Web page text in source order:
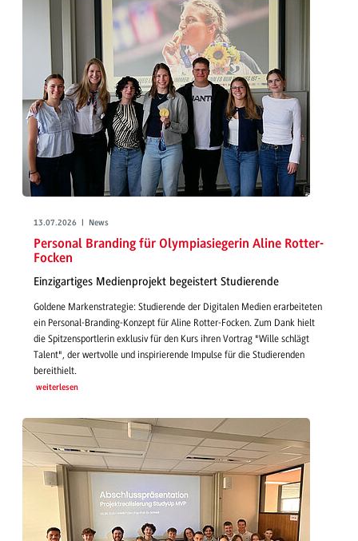
13.07.2026 | News
Personal Branding für Olympiasiegerin Aline Rotter-
Focken
Einzigartiges Medienprojekt begeistert Studierende
Goldene Markenstrategie: Studierende der Digitalen Medien erarbeiteten
ein Personal-Branding-Konzept für Aline Rotter-Focken. Zum Dank hielt
die Spitzensportlerin exklusiv für den Kurs ihren Vortrag "Wille schlägt
Talent", der wertvolle und inspirierende Impulse für die Studierenden
bereithielt.
weiterlesen